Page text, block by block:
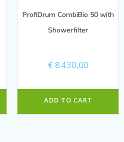
ProfiDrum CombiBio 50 with
Showerfilter
€ 8.430,00
ADD TO CART